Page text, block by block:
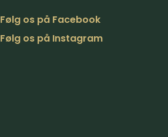
Følg ​os på​ Facebook​​
Følg os på Inst​agram​